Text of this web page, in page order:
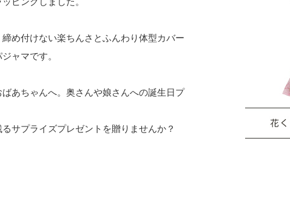
め付けない楽ちんさとふんわり体型カバー
ャマです。
あちゃんへ。奥さんや娘さんへの誕生日プ
サプライズプレゼントを贈りませんか？